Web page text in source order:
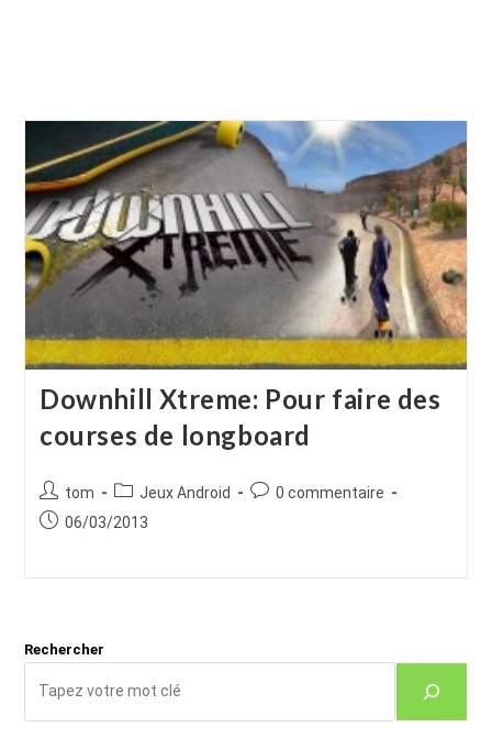
Downhill Xtreme: Pour faire des
courses de longboard
Auteur/autrice
de
tom
Post
category:
Jeux Android
Commentaires
0 commentaire
Publication
06/03/2013
Rechercher